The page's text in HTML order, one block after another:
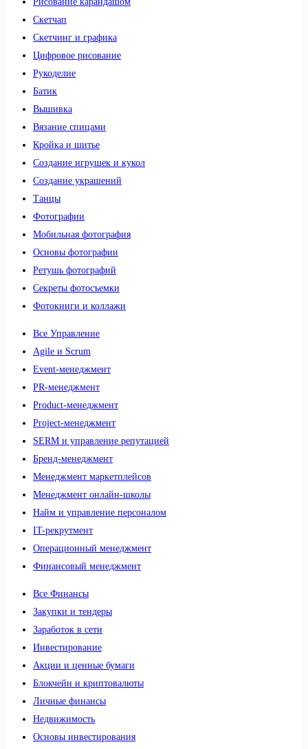
Скетчап
Скетчинг и графика
Цифровое рисование
Рукоделие
Батик
Вышивка
Вязание спицами
Кройка и шитье
Создание игрушек и кукол
Создание украшений
Танцы
Фотографии
Мобильная фотография
Основы фотографии
Ретушь фотографий
Секреты фотосъемки
Фотокниги и коллажи
Все Управление
Agile и Scrum
Event-менеджмент
PR-менеджмент
Product-менеджмент
Project-менеджмент
SERM и управление репутацией
Бренд-менеджмент
Менеджмент маркетплейсов
Менеджмент онлайн-школы
Найм и управление персоналом
IT-рекрутмент
Операционный менеджмент
Финансовый менеджмент
Все Финансы
Закупки и тендеры
Заработок в сети
Инвестирование
Акции и ценные бумаги
Блокчейн и криптовалюты
Личные финансы
Недвижимость
Основы инвестирования